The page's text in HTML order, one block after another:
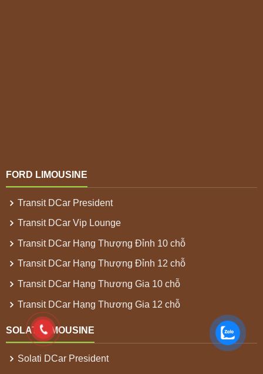
FORD LIMOUSINE
Transit DCar President
Transit DCar Vip Lounge
Transit DCar Hạng Thượng Đỉnh 10 chỗ
Transit DCar Hạng Thượng Đỉnh 12 chỗ
Transit DCar Hạng Thương Gia 10 chỗ
Transit DCar Hạng Thương Gia 12 chỗ
SOLATI LIMOUSINE
Solati DCar President